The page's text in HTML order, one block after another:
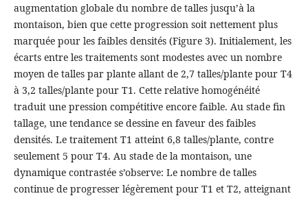
augmentation globale du nombre de talles jusqu’à la
montaison, bien que cette progression soit nettement plus
marquée pour les faibles densités (Figure 3). Initialement, les
écarts entre les traitements sont modestes avec un nombre
moyen de talles par plante allant de 2,7 talles/plante pour T4
à 3,2 talles/plante pour T1. Cette relative homogénéité
traduit une pression compétitive encore faible. Au stade fin
tallage, une tendance se dessine en faveur des faibles
densités. Le traitement T1 atteint 6,8 talles/plante, contre
seulement 5 pour T4. Au stade de la montaison, une
dynamique contrastée s’observe: Le nombre de talles
continue de progresser légèrement pour T1 et T2, atteignant